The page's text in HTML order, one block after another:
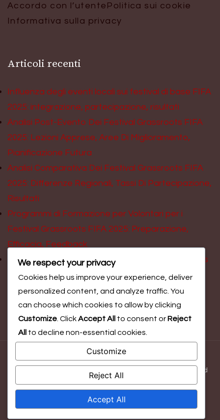
Accordo con l’utente Politica sui cookie
Informativa sulla privacy
Articoli recenti
Influenza degli eventi locali sui festival di base FIFA
2025: integrazione, partecipazione, risultati
Analisi Post-Evento Dei Festival Grassroots FIFA
2025: Lezioni Apprese, Aree Di Miglioramento,
Pianificazione Futura
Analisi Comparativa Dei Festival Grassroots FIFA
2025: Differenze Regionali, Tassi Di Partecipazione,
Risultati
Programmi di Formazione per Volontari per i
Festival Grassroots FIFA 2025: Preparazione,
Efficacia, Feedback
Coinvolgimento scolastico nei Festival Grassroots
FIFA 2025: Programmi, coinvolgimento degli
studenti, risultati
federclimb.bo.it
. All Rights Reserved.
Powered
byWordPress.
Mettiti in contatto
We respect your privacy
Cookies help us improve your experience, deliver
personalized content, and analyze traffic. You
can choose which cookies to allow by clicking
Customize . ClickAccept All to consent or Reject
All
to decline non-essential cookies.
Customize
Reject All
Accept All